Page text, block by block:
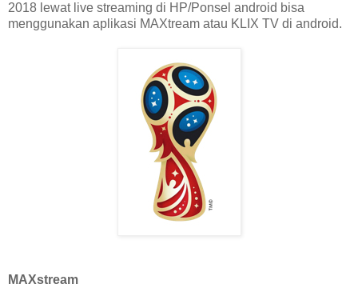
2018 lewat live streaming di HP/Ponsel android bisa
menggunakan aplikasi MAXtream atau KLIX TV di android.
MAXstream